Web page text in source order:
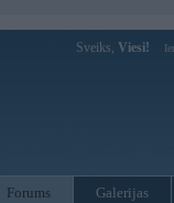
Sveiks, Viesi!
Forums Galerijas